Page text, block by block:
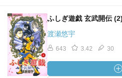
ふしぎ遊戯 玄武開伝
渡瀬悠宇
643 3.42 30